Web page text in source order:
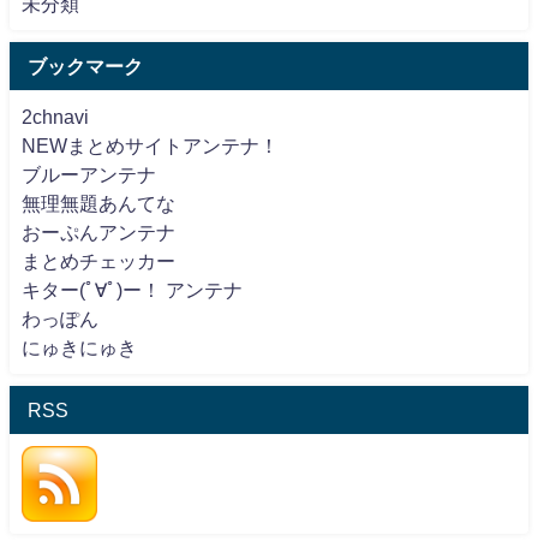
ブックマーク
2chnavi
NEWまとめサイトアンテナ！
ブルーアンテナ
無理無題あんてな
おーぷんアンテナ
まとめチェッカー
キター(ﾟ∀ﾟ)ー！ アンテナ
わっぽん
にゅきにゅき
RSS